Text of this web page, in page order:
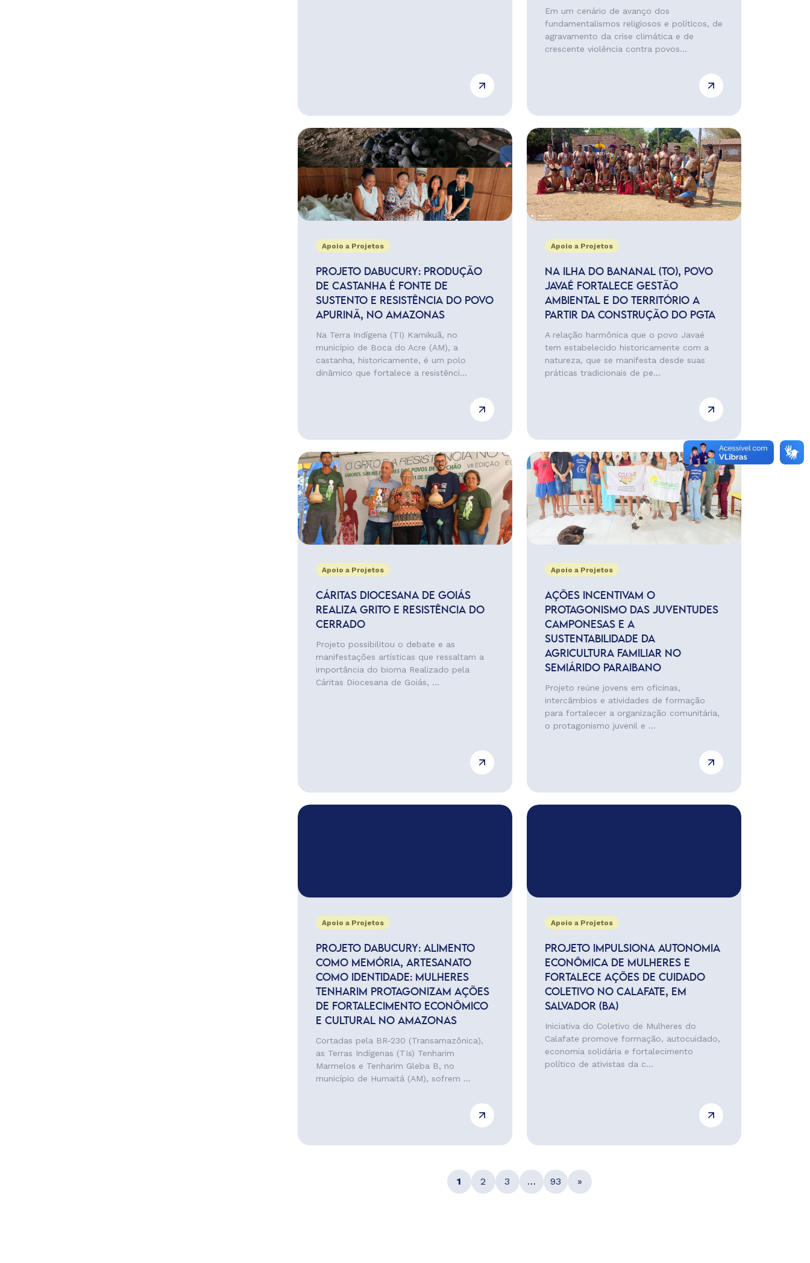
Em um cenário de avanço dos
fundamentalismos religiosos e políticos, de
agravamento da crise climática e de
crescente violência contra povos...
Apoio a Projetos
PROJETO DABUCURY: PRODUÇÃO
DE CASTANHA É FONTE DE
SUSTENTO E RESISTÊNCIA DO POVO
APURINÃ, NO AMAZONAS
Na Terra Indígena (TI) Kamikuã, no
município de Boca do Acre (AM), a
castanha, historicamente, é um polo
dinâmico que fortalece a resistênci...
Apoio a Projetos
NA ILHA DO BANANAL (TO), POVO
JAVAÉ FORTALECE GESTÃO
AMBIENTAL E DO TERRITÓRIO A
PARTIR DA CONSTRUÇÃO DO PGTA
A relação harmônica que o povo Javaé
tem estabelecido historicamente com a
natureza, que se manifesta desde suas
práticas tradicionais de pe...
Apoio a Projetos
CÁRITAS DIOCESANA DE GOIÁS
REALIZA GRITO E RESISTÊNCIA DO
CERRADO
Projeto possibilitou o debate e as
manifestações artísticas que ressaltam a
importância do bioma Realizado pela
Cáritas Diocesana de Goiás, ...
Apoio a Projetos
AÇÕES INCENTIVAM O
PROTAGONISMO DAS JUVENTUDES
CAMPONESAS E A
SUSTENTABILIDADE DA
AGRICULTURA FAMILIAR NO
SEMIÁRIDO PARAIBANO
Projeto reúne jovens em oficinas,
intercâmbios e atividades de formação
para fortalecer a organização comunitária,
o protagonismo juvenil e ...
Apoio a Projetos
PROJETO DABUCURY: ALIMENTO
COMO MEMÓRIA, ARTESANATO
COMO IDENTIDADE: MULHERES
TENHARIM PROTAGONIZAM AÇÕES
DE FORTALECIMENTO ECONÔMICO
E CULTURAL NO AMAZONAS
Cortadas pela BR-230 (Transamazônica),
as Terras Indígenas (TIs) Tenharim
Marmelos e Tenharim Gleba B, no
município de Humaitá (AM), sofrem ...
Apoio a Projetos
PROJETO IMPULSIONA AUTONOMIA
ECONÔMICA DE MULHERES E
FORTALECE AÇÕES DE CUIDADO
COLETIVO NO CALAFATE, EM
SALVADOR (BA)
Iniciativa do Coletivo de Mulheres do
Calafate promove formação, autocuidado,
economia solidária e fortalecimento
político de ativistas da c...
1 2 3 … 93 »